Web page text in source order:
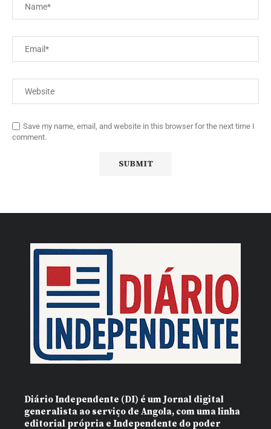
Save my name, email, and website in this browser for the next time I
comment.
Diário Independente (DI) é um Jornal digital
generalista ao serviço de Angola, com uma linha
editorial própria e Independente do poder